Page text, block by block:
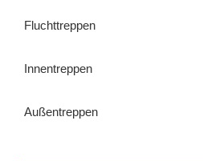
Fluchttreppen
Innentreppen
Außentreppen